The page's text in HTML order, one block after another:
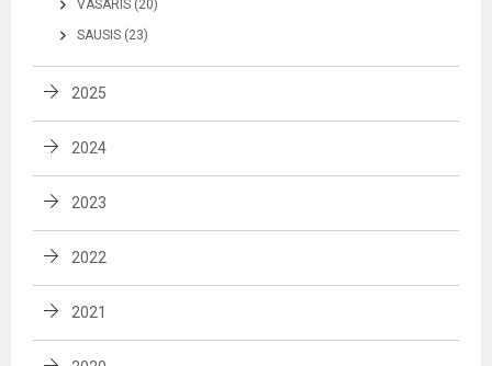
VASARIS (20)
SAUSIS (23)
2025
2024
2023
2022
2021